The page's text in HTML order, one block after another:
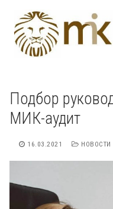
содержимому
Подбор
МИК-аудит
16.03.2021 НОВОСТИ